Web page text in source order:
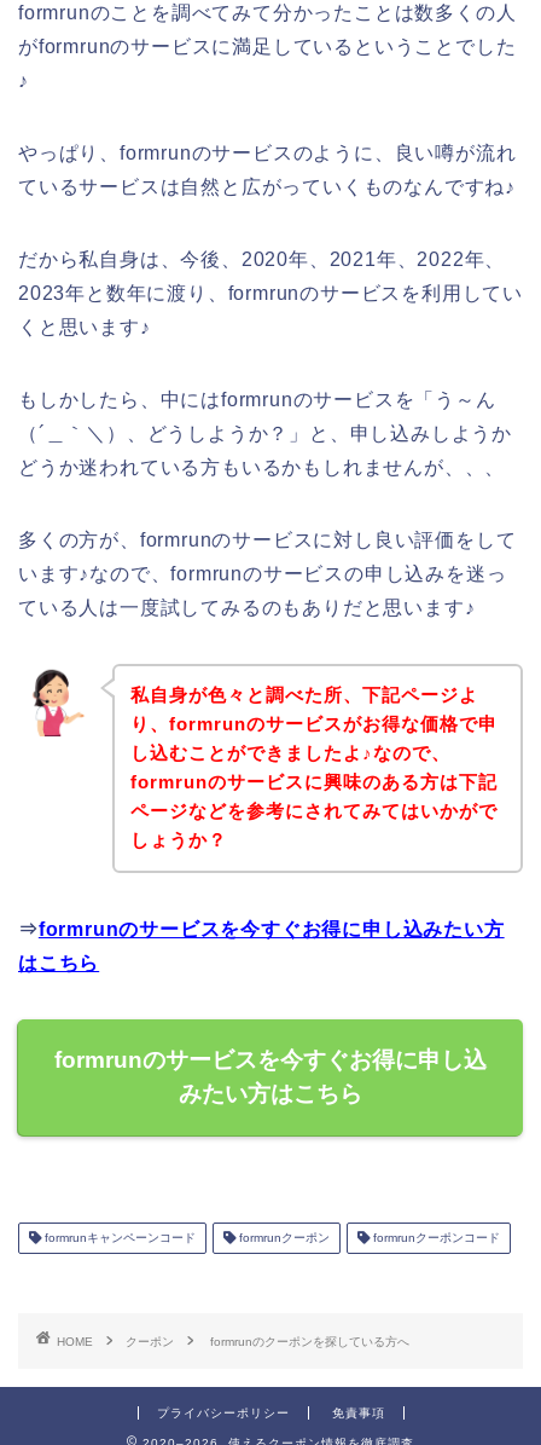
formrunのことを調べてみて分かったことは数多くの人
がformrunのサービスに満足しているということでした
♪
やっぱり、formrunのサービスのように、良い噂が流れ
ているサービスは自然と広がっていくものなんですね♪
だから私自身は、今後、2020年、2021年、2022年、
2023年と数年に渡り、formrunのサービスを利用してい
くと思います♪
もしかしたら、中にはformrunのサービスを「う～ん
（´＿｀＼）、どうしようか？」と、申し込みしようか
どうか迷われている方もいるかもしれませんが、、、
多くの方が、formrunのサービスに対し良い評価をして
います♪なので、formrunのサービスの申し込みを迷っ
ている人は一度試してみるのもありだと思います♪
私自身が色々と調べた所、下記ページよ
り、formrunのサービスがお得な価格で申
し込むことができましたよ♪なので、
formrunのサービスに興味のある方は下記
ページなどを参考にされてみてはいかがで
しょうか？
⇒formrunのサービスを今すぐお得に申し込みたい方
はこちら
formrunのサービスを今すぐお得に申し込
みたい方はこちら
formrunキャンペーンコード formrunクーポン formrunクーポンコード
HOME クーポン formrunのクーポンを探している方へ
プライバシーポリシー 免責事項